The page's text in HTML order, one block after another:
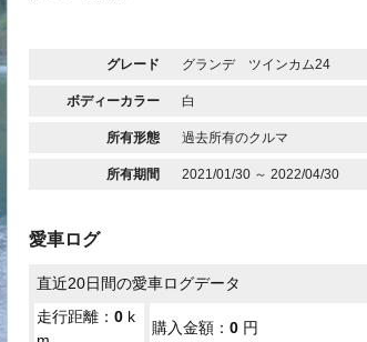
グレード グランデ ツインカム24
ボディーカラー 白
所有形態 過去所有のクルマ
所有期間 2021/01/30 ～ 2022/04/30
愛車ログ
直近20日間の愛車ログデータ
走行距離： 0 k
購入金額： 0 円